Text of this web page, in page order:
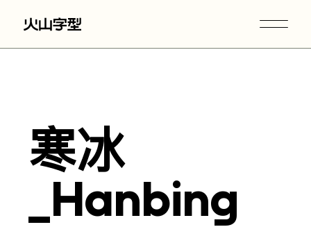
寒冰
_Hanbing